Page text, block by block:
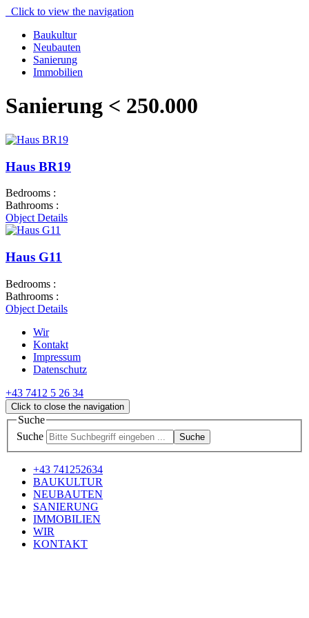
Skip
content
Click to view the navigation
Baukultur
Neubauten
Sanierung
Immobilien
Sanierung < 250.000
Haus BR19
Bedrooms :
Bathrooms :
Object Details
Haus G11
Bedrooms :
Bathrooms :
Object Details
Wir
Kontakt
Impressum
Datenschutz
+43 7412 5 26 34
Click to close the navigation
Suche
Suche
Suche
+43 741252634
BAUKULTUR
NEUBAUTEN
SANIERUNG
IMMOBILIEN
WIR
KONTAKT